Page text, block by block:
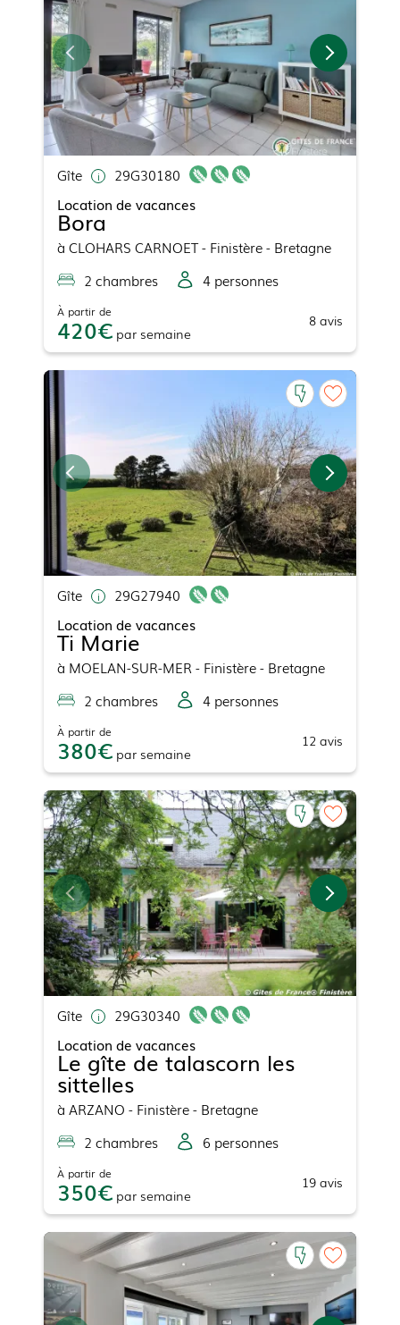
Gîte
29G30180
Location de vacances
Bora
à CLOHARS CARNOET- Finistère - Bretagne
2 chambres 4 personnes
À partir de
420 par semaine
8 avis
Gîte
29G27940
Location de vacances
Ti Marie
à MOELAN-SUR-MER - Finistère - Bretagne
2 chambres 4 personnes
À partir de
380 par semaine
12 avis
Gîte
29G30340
Location de vacances
Le gîte de talascorn les
sittelles
à ARZANO - Finistère - Bretagne
2 chambres 6 personnes
À partir de
350 par semaine
19 avis